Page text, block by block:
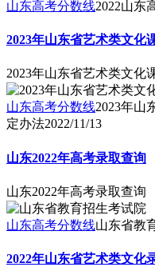
山东高考分数线2022山东
2023年山东省艺术类文化
2023年山东省艺术类文化
山东高考分数线2023年山
定办法2022/11/13
山东2022年高考录取查询
山东2022年高考录取查询
山东高考分数线山东省教
2022年山东省艺术类文化